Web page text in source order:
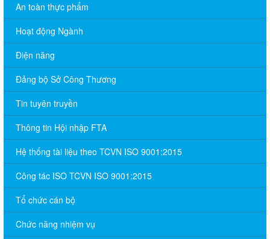
An toàn thực phẩm
Hoạt động Ngành
Điện năng
Đảng bộ Sở Công Thương
Tin tuyên truyền
Thông tin Hội nhập FTA
Hệ thống tài liệu theo TCVN ISO 9001:2015
Công tác ISO TCVN ISO 9001:2015
Tổ chức cán bộ
Chức năng nhiệm vụ